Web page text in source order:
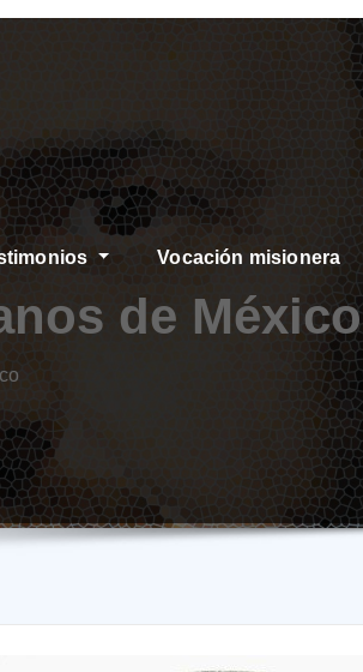
Vocación misionera
de México